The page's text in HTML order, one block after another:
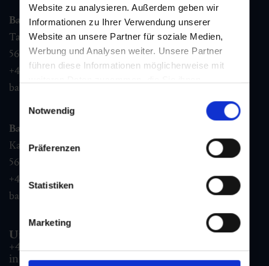
Website zu analysieren. Außerdem geben wir
Informationen zu Ihrer Verwendung unserer
Website an unsere Partner für soziale Medien,
Werbung und Analysen weiter. Unsere Partner
führen diese Informationen möglicherweise mit
Nutzung der Dienste gesammelt haben.
Notwendig
Präferenzen
Statistiken
Marketing
Bad Hofgastein
Tauernplatz 1,
5630 Bad Hofgastein
+43 6432 3393 260
badhofgastein@gastein.com
Bad Gastein
Kaiser Franz Josefstr. 27,
5640
+43 6432 3393 560
badgastein@gastein.com
Unterkunfts- & Buchungshotline:
+43 6432 3393 990
info@gastein.com